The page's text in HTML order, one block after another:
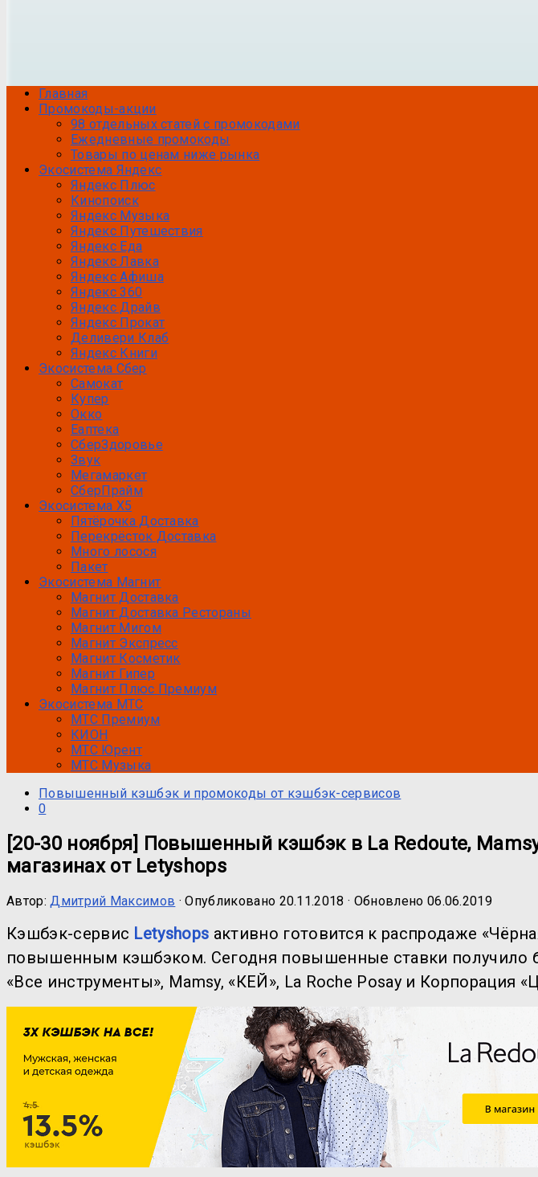
Главная
Промокоды-акции
98 отдельных статей с промокодами
Ежедневные промокоды
Товары по ценам ниже рынка
Экосистема Яндекс
Яндекс Плюс
Кинопоиск
Яндекс Музыка
Яндекс Путешествия
Яндекс Еда
Яндекс Лавка
Яндекс Афиша
Яндекс 360
Яндекс Драйв
Яндекс Прокат
Деливери Клаб
Яндекс Книги
Экосистема Сбер
Самокат
Купер
Окко
Еаптека
СберЗдоровье
Звук
Мегамаркет
СберПрайм
Экосистема Х5
Пятёрочка Доставка
Перекрёсток Доставка
Много лосося
Пакет
Экосистема Магнит
Магнит Доставка
Магнит Доставка Рестораны
Магнит Мигом
Магнит Экспресс
Магнит Косметик
Магнит Гипер
Магнит Плюс Премиум
Экосистема МТС
МТС Премиум
КИОН
МТС Юрент
МТС Музыка
Повышенный кэшбэк и промокоды от кэшбэк-сервисов
0
[20-30 ноября] Повышенный кэшбэк в La Redoute,
магазинах от Letyshops
Автор:Дмитрий Максимов · Опубликовано 20.11.2018 · Обновлено 06.06.2019
Кэшбэк-сервис Letyshops активно готовится к распродаже
повышенным кэшбэком. Сегодня повышенные ставки получило
«Все инструменты», Mamsy, «КЕЙ», La Roche Posay и Корпорация